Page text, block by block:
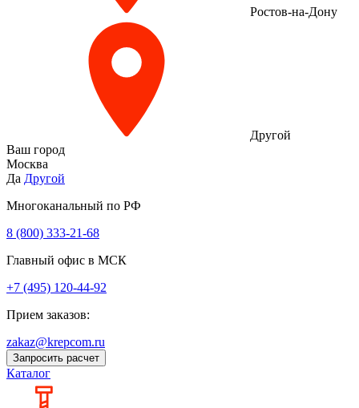
Ростов-на-Дону
Другой
Ваш город
Москва
Да Другой
Многоканальный по РФ
8 (800) 333‑21-68
Главный офис в МСК
+7 (495) 120-44-92
Прием заказов:
zakaz@krepcom.ru
Запросить расчет
Каталог